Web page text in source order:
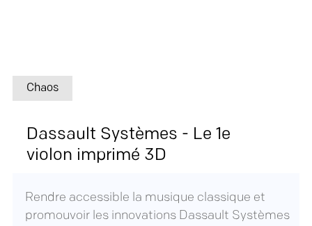
Chaos
Dassault Systèmes - Le 1e
violon imprimé 3D
Rendre accessible la musique classique et
promouvoir les innovations Dassault Systèmes